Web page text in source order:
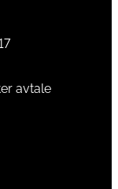
avtale